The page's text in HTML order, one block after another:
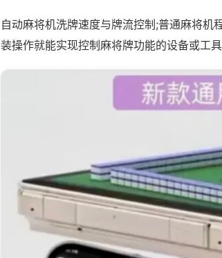
自动麻将机洗牌速度与牌流控制;普通麻将机
装操作就能实现控制麻将牌功能的设备或工具